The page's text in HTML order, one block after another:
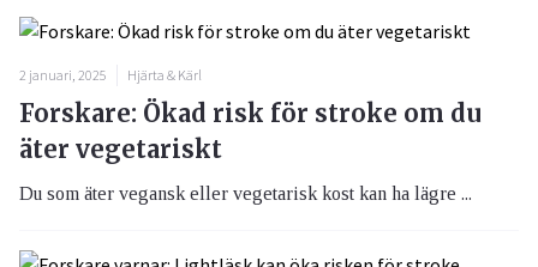
2 januari, 2025 Hjärta & Kärl
Forskare: Ökad risk för stroke om du
äter vegetariskt
Du som äter vegansk eller vegetarisk kost kan ha lägre ...